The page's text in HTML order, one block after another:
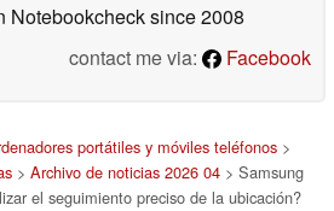
Notebookchecksince 2008
contact me via:
Facebook
portátiles y móviles teléfonos >
> Archivo de noticias 2026 04 > Samsung
el seguimiento preciso de la ubicación?